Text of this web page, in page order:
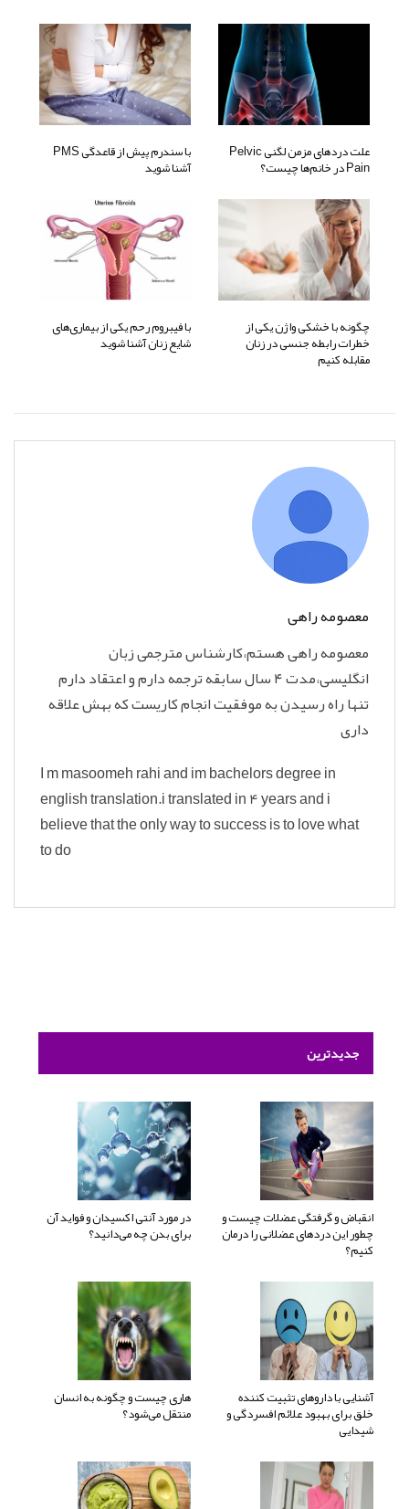
علت دردهای مزمن لگنی Pelvic
Pain در خانم‌ها چیست؟
با سندرم پیش از قاعدگی PMS
آشنا شوید
چگونه با خشکی واژن یکی از
خطرات رابطه جنسی در زنان
مقابله کنیم
با فیبروم رحم یکی از بیماری‌های
شایع زنان آشنا شوید
معصومه راهی
معصومه راهی هستم،کارشناس مترجمی زبان
انگلیسی،مدت ۴ سال سابقه ترجمه دارم و اعتقاد دارم
تنها راه رسیدن به موفقیت انجام کاریست که بهش علاقه
داری
I m masoomeh rahi and im bachelors degree in
english translation.i translated in 4 years and i
believe that the only way to success is to love what
to do
جدیدترین
انقباض و گرفتگی عضلات چیست و
چطور این دردهای عضلانی را درمان
کنیم؟
در مورد آنتی اکسیدان و فواید آن
برای بدن چه می‌دانید؟
آشنایی با داروهای تثبیت کننده
خلق برای بهبود علائم افسردگی و
شیدایی
هاری چیست و چگونه به انسان
منتقل می‌شود؟